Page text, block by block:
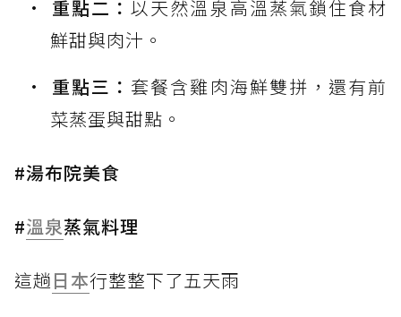
重點二：以天然溫泉高溫蒸氣鎖住食材
鮮甜與肉汁。
重點三： 套餐含雞肉海鮮雙拼，還有前
菜蒸蛋與甜點。
#湯布院美食
#溫泉蒸氣料理
這趟日本行整整下了五天雨